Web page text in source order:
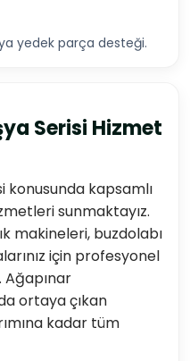
yedek parça desteği.
Serisi Hizmet
konusunda kapsamlı
sunmaktayız.
makineleri, buzdolabı
için profesyonel
ortaya çıkan
kadar tüm